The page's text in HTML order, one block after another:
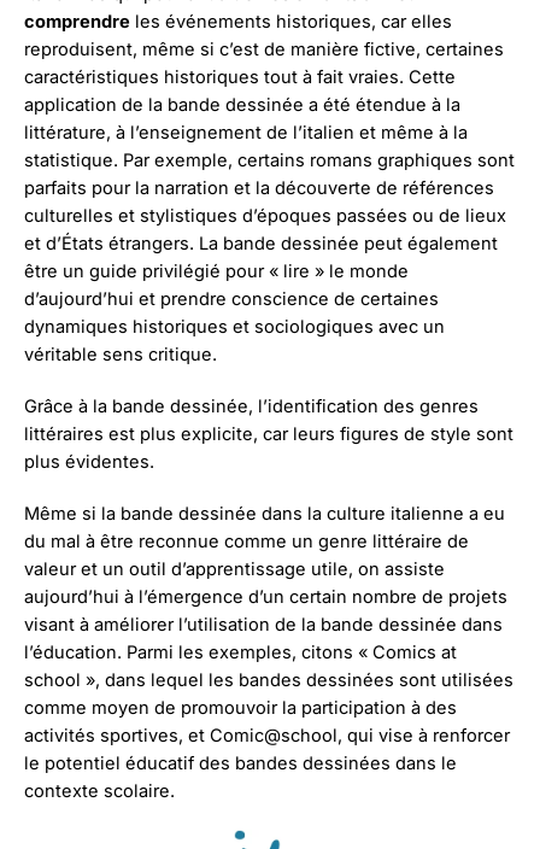
comprendre les événements historiques, car elles
reproduisent, même si c’est de manière fictive, certaines
caractéristiques historiques tout à fait vraies. Cette
application de la bande dessinée a été étendue à la
littérature, à l’enseignement de l’italien et même à la
statistique. Par exemple, certains romans graphiques sont
parfaits pour la narration et la découverte de références
culturelles et stylistiques d’époques passées ou de lieux
et d’États étrangers. La bande dessinée peut également
être un guide privilégié pour « lire » le monde
d’aujourd’hui et prendre conscience de certaines
dynamiques historiques et sociologiques avec un
véritable sens critique.
Grâce à la bande dessinée, l’identification des genres
littéraires est plus explicite, car leurs figures de style sont
plus évidentes.
Même si la bande dessinée dans la culture italienne a eu
du mal à être reconnue comme un genre littéraire de
valeur et un outil d’apprentissage utile, on assiste
aujourd’hui à l’émergence d’un certain nombre de projets
visant à améliorer l’utilisation de la bande dessinée dans
l’éducation. Parmi les exemples, citons « Comics at
school », dans lequel les bandes dessinées sont utilisées
comme moyen de promouvoir la participation à des
activités sportives, et Comic@school, qui vise à renforcer
le potentiel éducatif des bandes dessinées dans le
contexte scolaire.